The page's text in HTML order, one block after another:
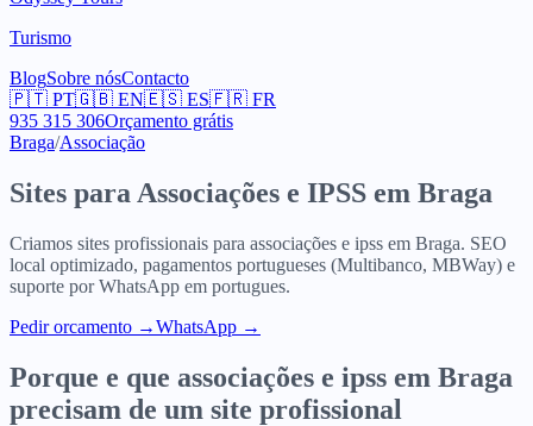
Turismo
BlogSobre nósContacto
🇵🇹 PT🇬🇧 EN🇪🇸 ES🇫🇷 FR
935 315 306Orçamento grátis
Braga/Associação
Sites para Associações e IPSS em Braga
Criamos sites profissionais para associações e ipss em Braga. SEO
local optimizado, pagamentos portugueses (Multibanco, MBWay) e
suporte por WhatsApp em portugues.
Pedir orcamento →WhatsApp →
Porque e que associações e ipss em Braga
precisam de um site profissional